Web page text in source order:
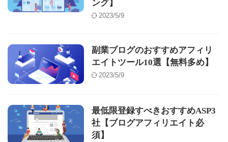
ング】
2023/5/9
副業ブログのおすすめアフィリ
エイトツール10選【無料多め】
2023/5/9
最低限登録すべきおすすめASP3
社【ブログアフィリエイト必
須】